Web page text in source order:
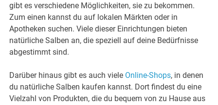
gibt es verschiedene Möglichkeiten, sie zu bekommen.
Zum einen kannst du auf lokalen Märkten oder in
Apotheken suchen. Viele dieser Einrichtungen bieten
natürliche Salben an, die speziell auf deine Bedürfnisse
abgestimmt sind.
Darüber hinaus gibt es auch viele Online-Shops, in denen
du natürliche Salben kaufen kannst. Dort findest du eine
Vielzahl von Produkten, die du bequem von zu Hause aus